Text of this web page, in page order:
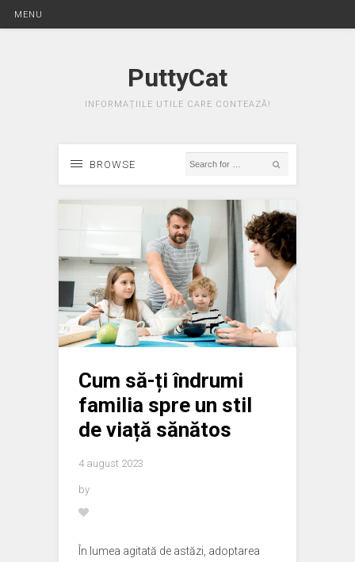
MENU
PuttyCat
INFORMAȚIILE UTILE CARE CONTEAZĂ!
BROWSE
Cum să-ți îndrumi
familia spre un stil
de viață sănătos
4 august 2023
by
În lumea agitată de astăzi, adoptarea